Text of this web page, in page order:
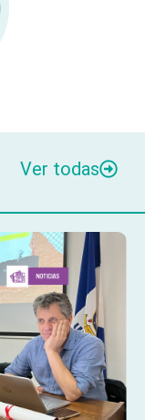
Ver todas